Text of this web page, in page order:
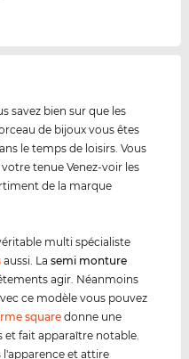
savez bien sur que les
de bijoux vous êtes
le temps de loisirs. Vous
tenue Venez-voir les
de la marque
multi spécialiste
aussi. Lasemi monture
agir. Néanmoins
ce modèle vous pouvez
squaredonne une
et fait apparaître notable.
et attire